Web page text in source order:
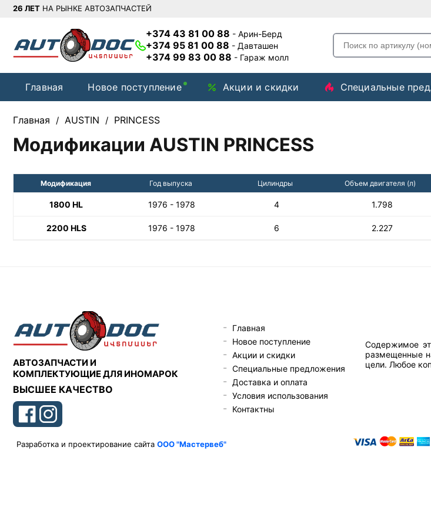
26 ЛЕТ НА РЫНКЕ АВТОЗАПЧАСТЕЙ
+374 43 81 00 88 - Арин-Берд
+374 95 81 00 88 - Давташен
+374 99 83 00 88 - Гараж молл
Главная Новое поступление Акции и скидки Специальные
Главная / AUSTIN / PRINCESS
Модификации AUSTIN PRINCESS
Модификация Год выпуска Цилиндры Объем двигателя (л)
1800 HL 1976 - 1978 4 1.798
2200 HLS 1976 - 1978 6 2.227
АВТОЗАПЧАСТИ И
КОМПЛЕКТУЮЩИЕ ДЛЯ ИНОМАРОК
ВЫСШЕЕ КАЧЕСТВО
Главная
Новое поступление
Акции и скидки
Специальные предложения
Доставка и оплата
Условия использования
Контактны
Содержимое
размещенные
цели. Любое
Разработка и проектирование сайта ООО "Мастервеб"